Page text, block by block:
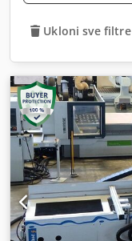
Ukloni sve filtre